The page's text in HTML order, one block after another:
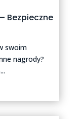
Bezpieczne
swoim
nagrody?